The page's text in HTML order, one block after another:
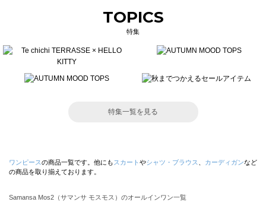
TOPICS
特集
特集一覧を見る
ワンピースの商品一覧です。他にも スカート やシャツ・ブラウス カーディガンなど
の商品を取り揃えております。
Samansa Mos2（サマンサ モスモス）のオールインワン一覧